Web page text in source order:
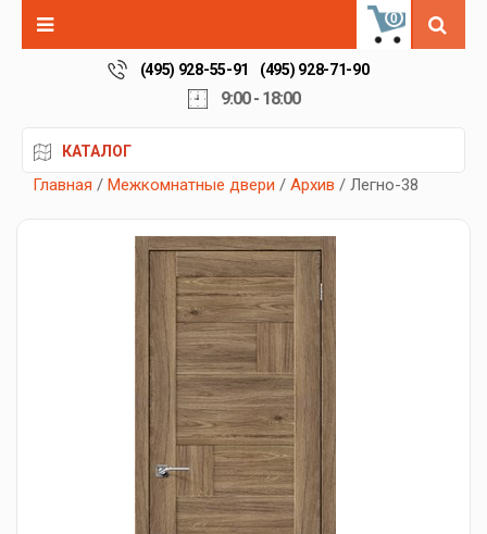
0
(495) 928-55-91 (495) 928-71-90
9:00 - 18:00
КАТАЛОГ
Главная / Межкомнатные двери / Архив / Легно-38